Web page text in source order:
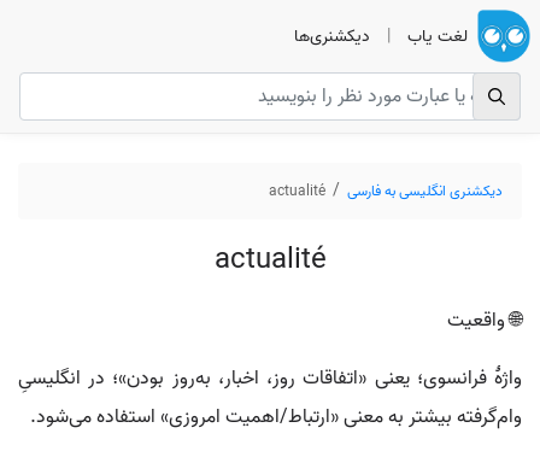
لغت یاب | دیکشنری‌ها
دیکشنری انگلیسی به فارسی actualité
actualité
🌐 واقعیت
واژهٔ فرانسوی؛ یعنی «اتفاقات روز، اخبار، به‌روز بودن»؛ در انگلیسیِ
وام‌گرفته بیشتر به معنی «ارتباط/اهمیت امروزی» استفاده می‌شود.